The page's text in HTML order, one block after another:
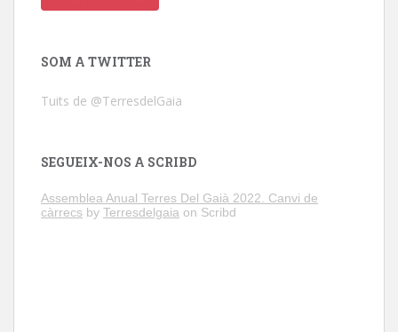
SOM A TWITTER
Tuits de @TerresdelGaia
SEGUEIX-NOS A SCRIBD
Assemblea Anual Terres Del Gaià 2022. Canvi de
càrrecs by Terresdelgaia on Scribd